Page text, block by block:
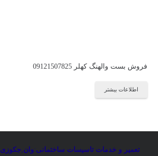
فروش بست والهنگ کهلر 09121507825
اطلاعات بیشتر
تعمیر و خدمات تاسیسات ساختمانی:وان جکوزی